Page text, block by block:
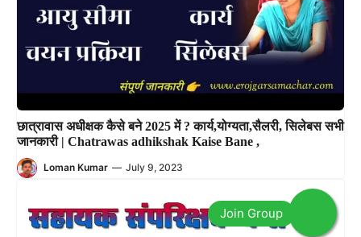
छात्रावास अधीक्षक कैसे बने 2025 में ? कार्य,योग्यता,सैलरी, सिलेबस सभी
जानकारी | Chatrawas adhikshak Kaise Bane ,
Loman Kumar — July 9, 2023